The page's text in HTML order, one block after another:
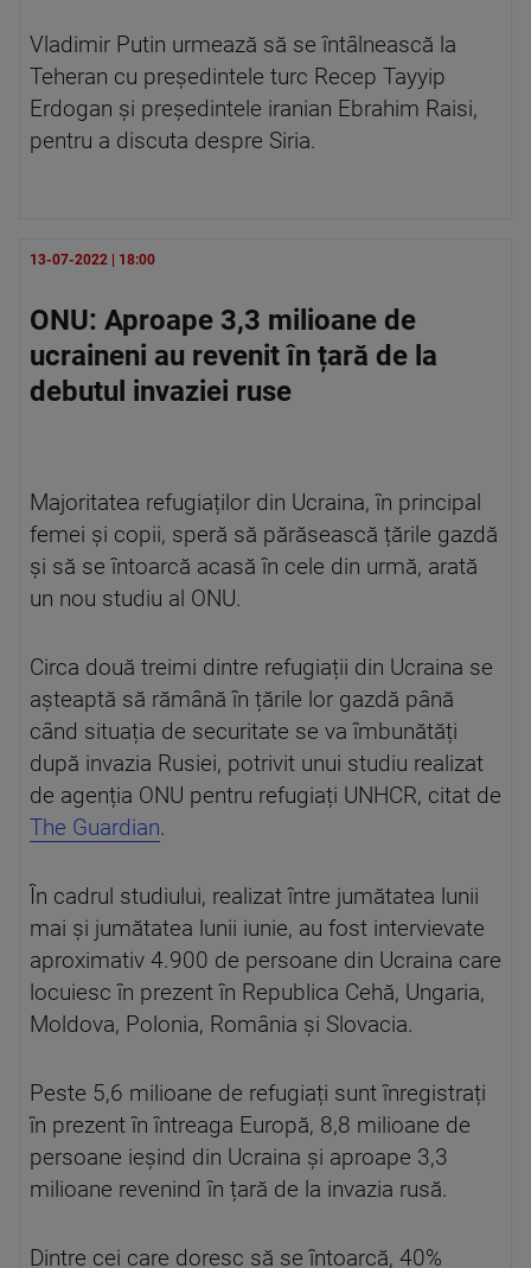
Vladimir Putin urmează să se întâlnească la
Teheran cu preşedintele turc Recep Tayyip
Erdogan şi preşedintele iranian Ebrahim Raisi,
pentru a discuta despre Siria.
13-07-2022 | 18:00
ONU: Aproape 3,3 milioane de
ucraineni au revenit în țară de la
debutul invaziei ruse
Majoritatea refugiaților din Ucraina, în principal
femei și copii, speră să părăsească țările gazdă
și să se întoarcă acasă în cele din urmă, arată
un nou studiu al ONU.
Circa două treimi dintre refugiații din Ucraina se
așteaptă să rămână în țările lor gazdă până
când situația de securitate se va îmbunătăți
după invazia Rusiei, potrivit unui studiu realizat
de agenția ONU pentru refugiați UNHCR, citat de
The Guardian.
În cadrul studiului, realizat între jumătatea lunii
mai și jumătatea lunii iunie, au fost intervievate
aproximativ 4.900 de persoane din Ucraina care
locuiesc în prezent în Republica Cehă, Ungaria,
Moldova, Polonia, România și Slovacia.
Peste 5,6 milioane de refugiați sunt înregistrați
în prezent în întreaga Europă, 8,8 milioane de
persoane ieșind din Ucraina și aproape 3,3
milioane revenind în țară de la invazia rusă.
Dintre cei care doresc să se întoarcă, 40%